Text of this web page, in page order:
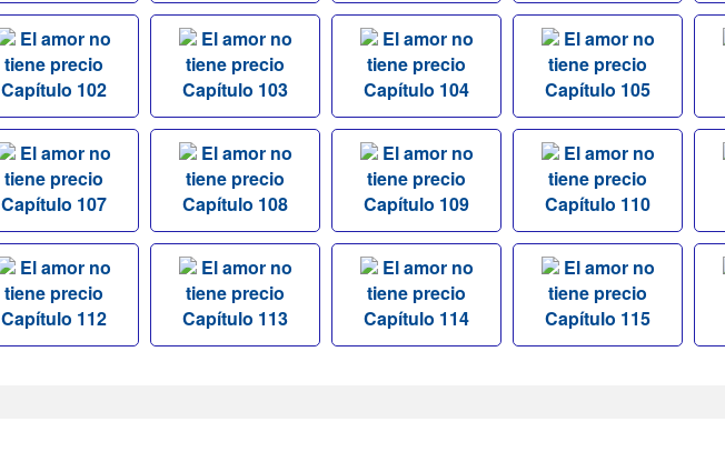
El amor no
tiene precio
Capítulo 102
El amor no
tiene precio
Capítulo 103
El amor no
tiene precio
Capítulo 104
El amor no
tiene precio
Capítulo 105
El amor no
tiene precio
Capítulo 107
El amor no
tiene precio
Capítulo 108
El amor no
tiene precio
Capítulo 109
El amor no
tiene precio
Capítulo 110
El amor no
tiene precio
Capítulo 112
El amor no
tiene precio
Capítulo 113
El amor no
tiene precio
Capítulo 114
El amor no
tiene precio
Capítulo 115